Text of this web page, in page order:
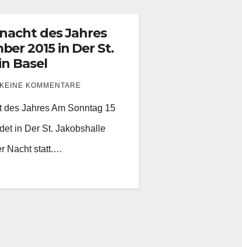
des Jahres
Der St.
Basel
KEINE KOMMENTARE
des Jahres Am Sonntag 15
in Der St. Jakobshalle
Nacht statt.…